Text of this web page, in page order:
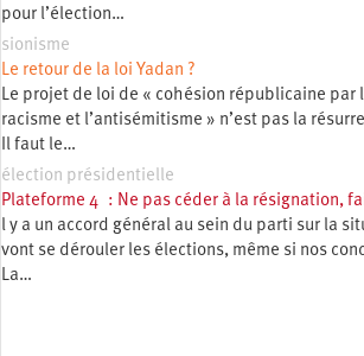
pour l’élection…
sionisme
Le retour de la loi Yadan ?
Le projet de loi de « cohésion républicaine par
racisme et l’antisémitisme » n’est pas la
Il faut le…
élection présidentielle
Plateforme 4 : Ne pas céder à la résignation,
l y a un accord général au sein du parti sur la
vont se dérouler les élections, même si nos
La…